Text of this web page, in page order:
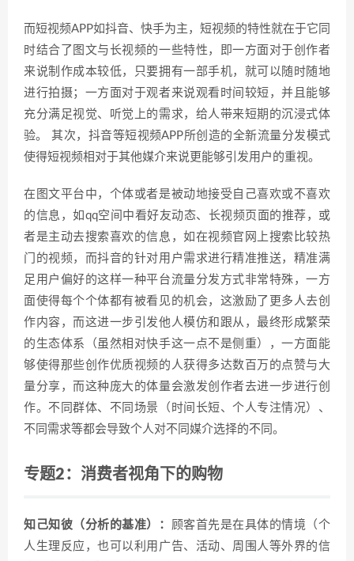
而短视频APP如抖音、快手为主，短视频的特性就在于它同
时结合了图文与长视频的一些特性，即一方面对于创作者
来说制作成本较低，只要拥有一部手机，就可以随时随地
进行拍摄；一方面对于观者来说观看时间较短，并且能够
充分满足视觉、听觉上的需求，给人带来短期的沉浸式体
验。 其次，抖音等短视频APP所创造的全新流量分发模式
使得短视频相对于其他媒介来说更能够引发用户的重视。
在图文平台中，个体或者是被动地接受自己喜欢或不喜欢
的信息，如qq空间中看好友动态、长视频页面的推荐，或
者是主动去搜索喜欢的信息，如在视频官网上搜索比较热
门的视频，而抖音的针对用户需求进行精准推送，精准满
足用户偏好的这样一种平台流量分发方式非常特殊，一方
面使得每个个体都有被看见的机会，这激励了更多人去创
作内容，而这进一步引发他人模仿和跟从，最终形成繁荣
的生态体系（虽然相对快手这一点不是侧重），一方面能
够使得那些创作优质视频的人获得多达数百万的点赞与大
量分享，而这种庞大的体量会激发创作者去进一步进行创
作。不同群体、不同场景（时间长短、个人专注情况）、
不同需求等都会导致个人对不同媒介选择的不同。
专题2：消费者视角下的购物
知己知彼（分析的基准）： 顾客首先是在具体的情境（个
人生理反应，也可以利用广告、活动、周围人等外界的信